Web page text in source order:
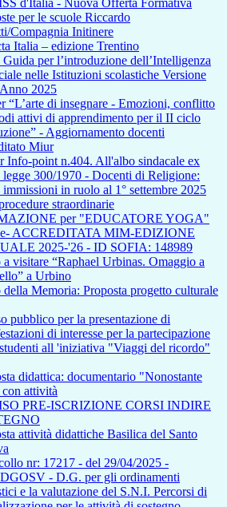
d'Italia - Nuova Offerta Formativa
per le scuole Riccardo
Compagnia Initinere
Italia – edizione Trentino
per l’introduzione dell’Intelligenza
nelle Istituzioni scolastiche Versione
2025
“L’arte di insegnare - Emozioni, conflitto
attivi di apprendimento per il II ciclo
- Aggiornamento docenti
Miur
Info-point n.404. All'albo sindacale ex
legge 300/1970 - Docenti di Religione:
immissioni in ruolo al 1° settembre 2025
straordinarie
per "EDUCATORE YOGA"
ACCREDITATA MIM-EDIZIONE
2025-'26 - ID SOFIA: 148989
visitare “Raphael Urbinas. Omaggio a
a Urbino
della Memoria: Proposta progetto culturale
pubblico per la presentazione di
di interesse per la partecipazione
all 'iniziativa "Viaggi del ricordo"
didattica: documentario "Nonostante
attività
PRE-ISCRIZIONE CORSI INDIRE
attività didattiche Basilica del Santo
nr: 17217 - del 29/04/2025 -
- D.G. per gli ordinamenti
e la valutazione del S.N.I. Percorsi di